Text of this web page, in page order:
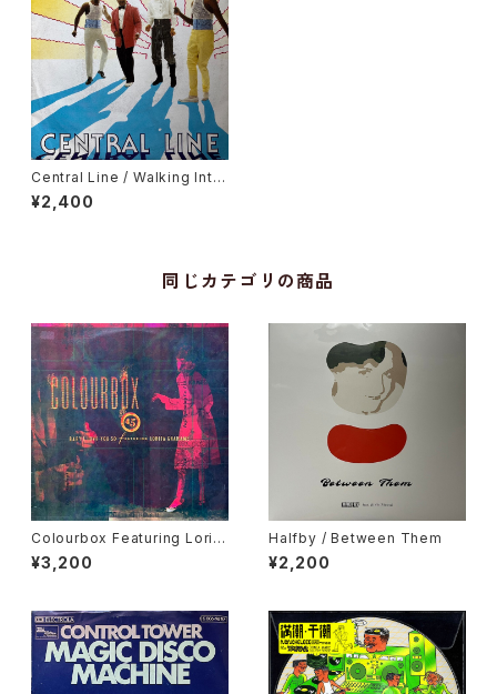
Central Line / Walking Into
Sunshine
¥2,400
同じカテゴリの商品
Colourbox Featuring Lorita
Grahame / Baby I Love You
So
¥3,200
Halfby / Between Them
¥2,200